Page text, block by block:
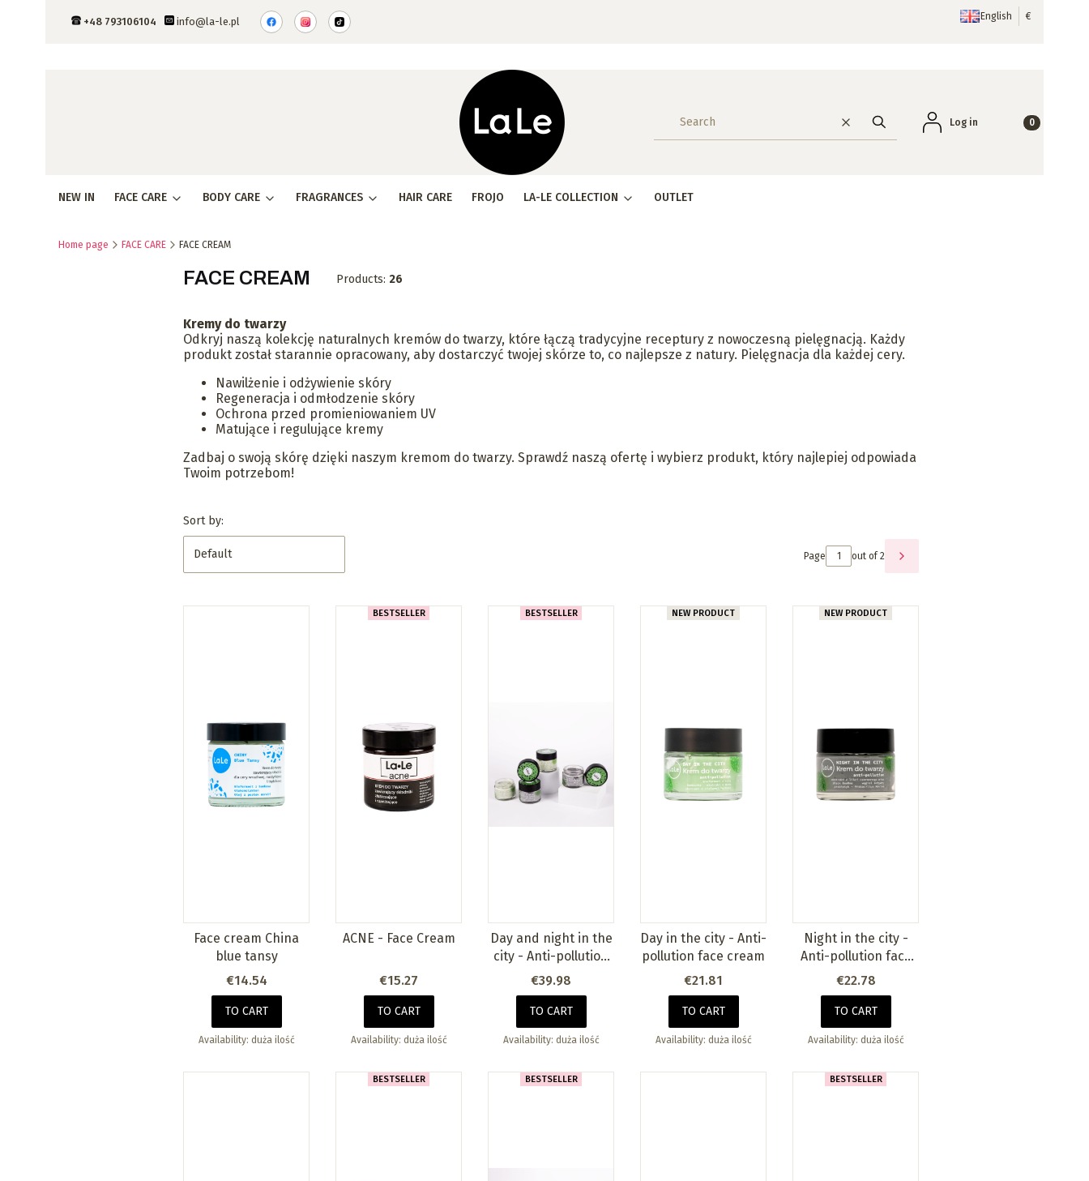
+48 793106104 info@la-le.pl English €
Clear Search
Log in Products in
NEW IN FACE CARE BODY CARE FRAGRANCES HAIR CARE FROJO LA-LE COLLECTION OUTLET
Home page FACE CARE FACE CREAM
FACE CREAM Products: 26
Kremy do twarzy
Odkryj naszą kolekcję naturalnych kremów do twarzy, które łączą tradycyjne receptury z nowoczesną pielęgnacją. Każdy
produkt został starannie opracowany, aby dostarczyć twojej skórze to, co najlepsze z natury. Pielęgnacja dla każdej cery.
Nawilżenie i odżywienie skóry
Regeneracja i odmłodzenie skóry
Ochrona przed promieniowaniem UV
Matujące i regulujące kremy
Zadbaj o swoją skórę dzięki naszym kremom do twarzy. Sprawdź naszą ofertę i wybierz produkt, który najlepiej odpowiada
Twoim potrzebom!
List of products
Sort by:
Default Page out of 2
NEXT PRODUCTS
Face cream China
blue tansy
Price
€14.54
TO CART
Availability: duża ilość
BESTSELLER
ACNE - Face Cream
Price
€15.27
TO CART
Availability: duża ilość
BESTSELLER
Day and night in the
city - Anti-pollution
face creams
Price
€39.98
TO CART
Availability: duża ilość
NEW PRODUCT
Day in the city - Anti-
pollution face cream
Price
€21.81
TO CART
Availability: duża ilość
NEW PRODUCT
Night in the city -
Anti-pollution face
cream
Price
€22.78
TO CART
Availability: duża ilość
BESTSELLER BESTSELLER BESTSELLER